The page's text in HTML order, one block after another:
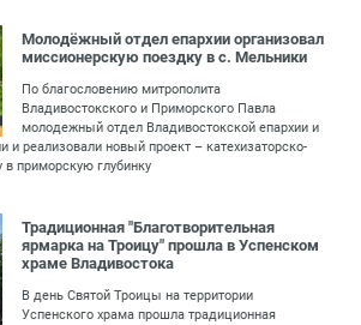
Молодёжный отдел епархии организовал
миссионерскую поездку в с. Мельники
По благословению митрополита
Владивостокского и Приморского Павла
молодежный отдел Владивостокской епархии и
и реализовали новый проект – катехизаторско-
приморскую глубинку
Традиционная "Благотворительная
ярмарка на Троицу" прошла в Успенском
храме Владивостока
В день Святой Троицы на территории
Успенского храма прошла традиционная